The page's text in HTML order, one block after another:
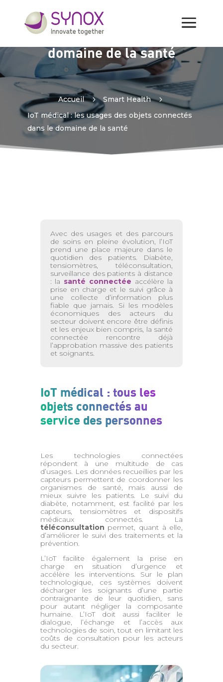
IoT médical : les usages des
objets connectés dans le
domaine de la santé
Accueil 5 Smart Health 5
IoT médical : les usages des objets connectés
dans le domaine de la santé
Avec des usages et des parcours
de soins en pleine évolution, l’IoT
prend une place majeure dans le
quotidien des patients. Diabète,
tensiomètres, téléconsultation,
surveillance des patients à distance
: la santé connectée accélère la
prise en charge et le suivi grâce à
une collecte d’information plus
fiable que jamais. Si les modèles
économiques des acteurs du
secteur doivent encore être définis
et les enjeux bien compris, la santé
connectée rencontre déjà
l’approbation massive des patients
et soignants.
IoT médical : tous les
objets connectés au
service des personnes
Les technologies connectées
répondent à une multitude de cas
d’usages. Les données recueillies par les
capteurs permettent de coordonner les
organismes de santé, mais aussi de
mieux suivre les patients. Le suivi du
diabète, notamment, est facilité par les
capteurs, tensiomètres et dispositifs
médicaux connectés. La
téléconsultation permet, quant à elle,
d’améliorer le suivi des traitements et la
prévention.
L’IoT facilite également la prise en
charge en situation d’urgence et
accélère les interventions. Sur le plan
technologique, ces systèmes doivent
décharger les soignants d’une partie
contraignante de leur quotidien, sans
pour autant négliger la composante
humaine. L’IoT doit aussi faciliter le
dialogue, l’échange et l’accès aux
technologies de soin, tout en limitant les
coûts de consultation pour les acteurs
du secteur.